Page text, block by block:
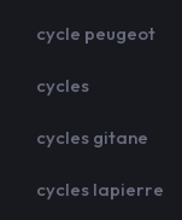
cycle peugeot
cycles
cycles gitane
cycles lapierre